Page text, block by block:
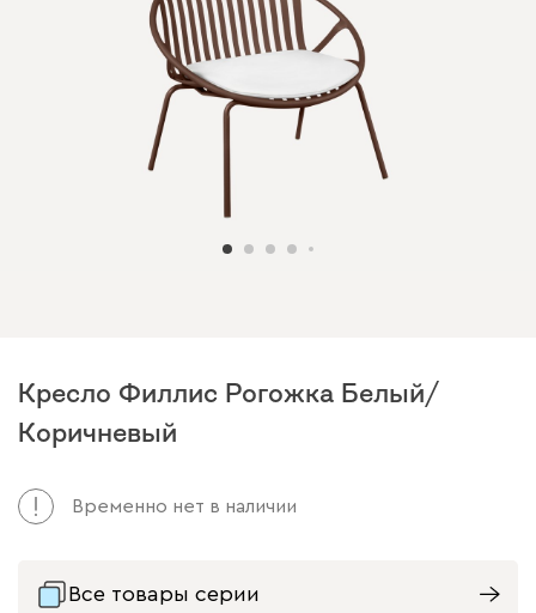
Кресло Филлис Рогожка Белый/
Коричневый
Временно нет в наличии
Все товары серии